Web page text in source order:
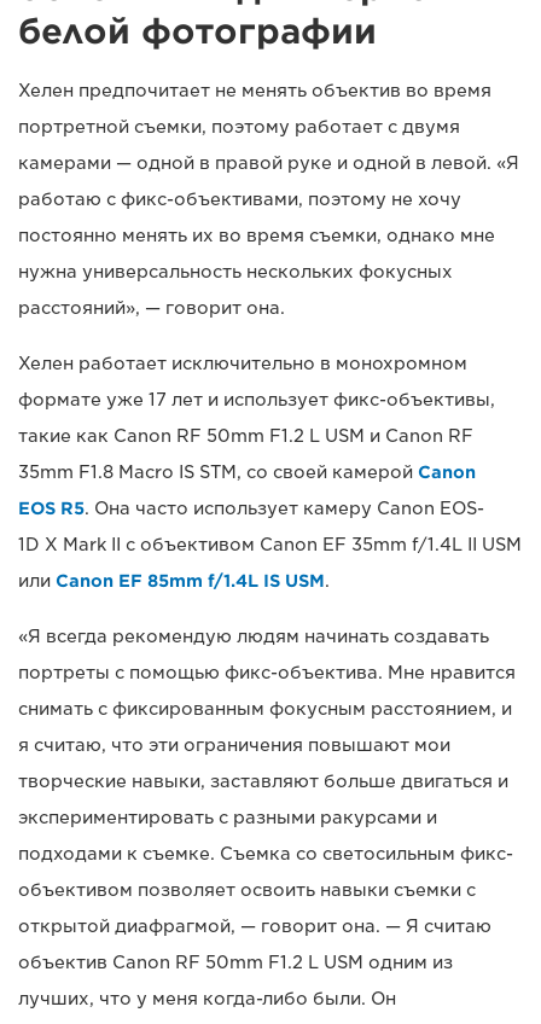
белой фотографии
Хелен предпочитает не менять объектив во время
портретной съемки, поэтому работает с двумя
камерами — одной в правой руке и одной в левой. «Я
работаю с фикс-объективами, поэтому не хочу
постоянно менять их во время съемки, однако мне
нужна универсальность нескольких фокусных
расстояний», — говорит она.
Хелен работает исключительно в монохромном
формате уже 17 лет и использует фикс-объективы,
такие как Canon RF 50mm F1.2 L USM и Canon RF
35mm F1.8 Macro IS STM, со своей камерой Canon
EOS R5. Она часто использует камеру Canon EOS-
1D X Mark II с объективом Canon EF 35mm f/1.4L II USM
или Canon EF 85mm f/1.4L IS USM.
«Я всегда рекомендую людям начинать создавать
портреты с помощью фикс-объектива. Мне нравится
снимать с фиксированным фокусным расстоянием, и
я считаю, что эти ограничения повышают мои
творческие навыки, заставляют больше двигаться и
экспериментировать с разными ракурсами и
подходами к съемке. Съемка со светосильным фикс-
объективом позволяет освоить навыки съемки с
открытой диафрагмой, — говорит она. — Я считаю
объектив Canon RF 50mm F1.2 L USM одним из
лучших, что у меня когда-либо были. Он